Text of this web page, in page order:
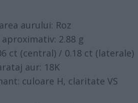
aurului: Roz
2.88 g
ct (central) / 0.18 ct (laterale)
aur: 18K
culoare H, claritate VS